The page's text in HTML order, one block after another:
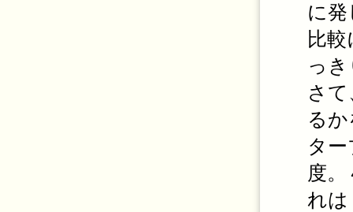
に
比
っ
さ
る
タ
度
れは